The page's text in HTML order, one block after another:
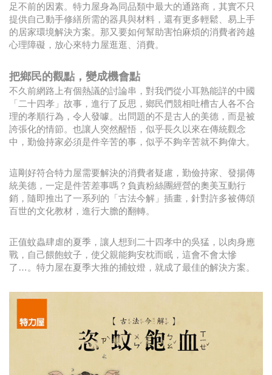
足不前的因素。特力屋身為同品類中最大的通路商，其實不只
提供自己動手修繕所需的器具與材料，還有更多輕鬆、易上手
的居家環境解決方案。那又要如何幫助害怕麻煩的消費者跨越
心理障礙，放心來特力屋逛逛、消費。
把鄉民的觀點，變成機會點
不久前網路上有個熱議的討論串，對我們從小耳熟能詳的中國
「二十四孝」故事，進行了反思，鄉民們競相吐槽古人各不合
理的孝順行為，令人發噱。出問題的不是古人的美德，而是被
誇張化的情節。也讓人突然醒悟，似乎長久以來在傳統觀念
中，勤儉持家必須是件辛苦的事，似乎不夠辛苦就不夠偉大。
這剛好符合特力屋需要解決的消費者疑慮，勤儉持家、發揚傳
統美德，一定是件苦差事嗎？負責粉絲團經營的奧美互動行
銷 ，隨即推出了一系列的「古法今解」插畫，針對許多被傳頌
百世的文化教材，進行大膽的翻轉。
正值蚊蟲肆虐的夏季，讓人想到二十四孝中的吳猛，以肉身應
戰，自己餵飽蚊子，使父親能夠安枕而眠，這會不會太慘
了…。特力屋在夏季大推的捕蚊燈，就成了最佳的解決方案。